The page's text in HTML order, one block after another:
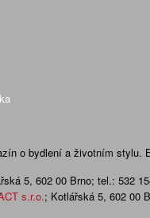
o bydlení a životním stylu.
5, 602 00 Brno; tel.: 532
s.r.o.; Kotlářská 5, 602 00